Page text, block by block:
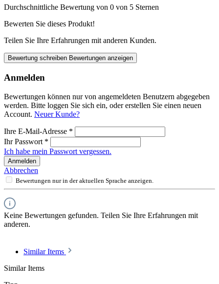
Durchschnittliche Bewertung von 0 von 5 Sternen
Bewerten Sie dieses Produkt!
Teilen Sie Ihre Erfahrungen mit anderen Kunden.
Bewertung schreiben Bewertungen anzeigen
Anmelden
Bewertungen können nur von angemeldeten Benutzern abgegeben
werden. Bitte loggen Sie sich ein, oder erstellen Sie einen neuen
Account. Neuer Kunde?
Ihre E-Mail-Adresse *
Ihr Passwort *
Ich habe mein Passwort vergessen.
Anmelden
Abbrechen
Bewertungen nur in der aktuellen Sprache anzeigen.
Keine Bewertungen gefunden. Teilen Sie Ihre Erfahrungen mit
anderen.
Similar Items
Similar Items